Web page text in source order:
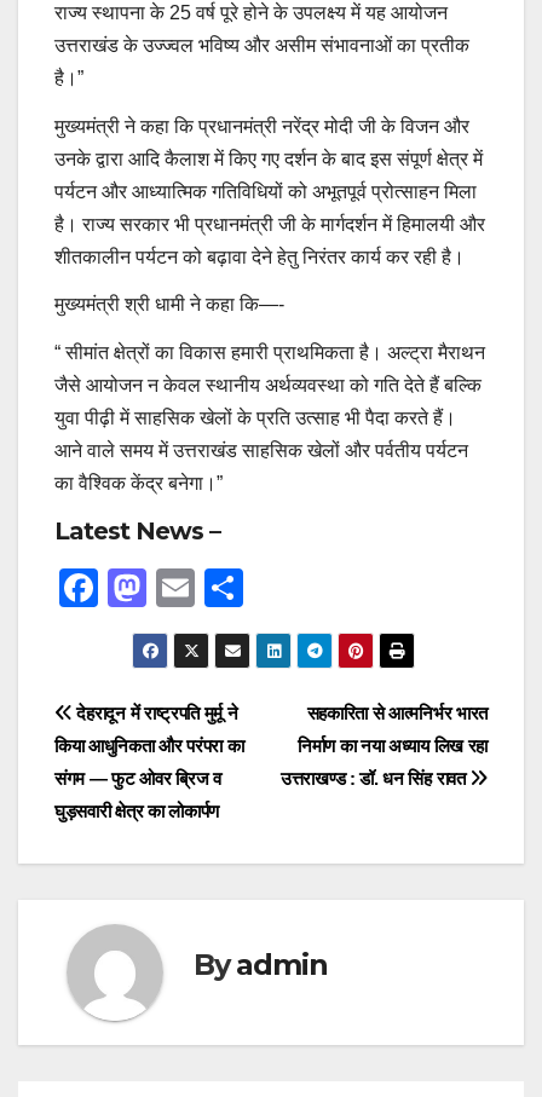
राज्य स्थापना के 25 वर्ष पूरे होने के उपलक्ष्य में यह आयोजन
उत्तराखंड के उज्ज्वल भविष्य और असीम संभावनाओं का प्रतीक
है।”
मुख्यमंत्री ने कहा कि प्रधानमंत्री नरेंद्र मोदी जी के विजन और
उनके द्वारा आदि कैलाश में किए गए दर्शन के बाद इस संपूर्ण क्षेत्र में
पर्यटन और आध्यात्मिक गतिविधियों को अभूतपूर्व प्रोत्साहन मिला
है। राज्य सरकार भी प्रधानमंत्री जी के मार्गदर्शन में हिमालयी और
शीतकालीन पर्यटन को बढ़ावा देने हेतु निरंतर कार्य कर रही है।
मुख्यमंत्री श्री धामी ने कहा कि—-
“ सीमांत क्षेत्रों का विकास हमारी प्राथमिकता है। अल्ट्रा मैराथन
जैसे आयोजन न केवल स्थानीय अर्थव्यवस्था को गति देते हैं बल्कि
युवा पीढ़ी में साहसिक खेलों के प्रति उत्साह भी पैदा करते हैं।
आने वाले समय में उत्तराखंड साहसिक खेलों और पर्वतीय पर्यटन
का वैश्विक केंद्र बनेगा।”
Latest News –
F
e
b
o
o
k
M
a
st
o
d
o
n
E
m
ail
h
ar
Post
navigation
सहकारिता से आत्मनिर्भर भारत
निर्माण का नया अध्याय लिख रहा
उत्तराखण्ड : डॉ. धन सिंह रावत
देहरादून में राष्ट्रपति मुर्मू ने
किया आधुनिकता और परंपरा का
संगम — फुट ओवर ब्रिज व
घुड़सवारी क्षेत्र का लोकार्पण
Byadmin